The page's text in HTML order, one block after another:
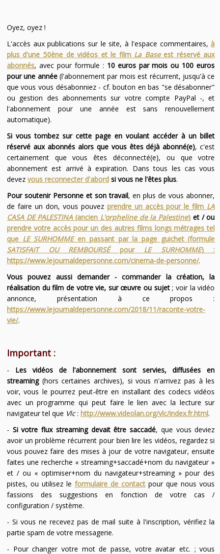
Oyez, oyez !
L'accès aux publications sur le site, à l'espace commentaires,à
plus d'une 50ène de vidéos et le film La Baseest réservé aux
abonnés, avec pour formule : 10 euros par mois ou 100 euros
pour une année(l'abonnement par mois est récurrent, jusqu'à ce
que vous vous désabonniez - cf. bouton en bas "se désabonner"
ou gestion des abonnements sur votre compte PayPal -, et
l'abonnement pour une année est sans renouvellement
automatique).
Si vous tombez sur cette page en voulant accéder à un billet
réservé aux abonnés alors que vous êtes déjà abonné(e), c'est
certainement que vous êtes déconnecté(e), ou que votre
abonnement est arrivé à expiration. Dans tous les cas vous
devez vous reconnecter d'abordsi vous ne l'êtes plus.
Pour soutenir Personne et son travail, en plus de vous abonner,
de faire un don, vous pouvez prendre un accès pour le film LA
CASA DE PALESTINA(ancien L'orpheline de la Palestine) et / ou
prendre votre accès pour un des autres films longs métrages tel
que LE SURHOMMEen passant par la page guichet (formule
SATISFAIT OU REMBOURSÉpour LE SURHOMME) :
https://www.lejournaldepersonne.com/cinema-de-personne/.
Vous pouvez aussi demander - commander la création, la
réalisation du film de votre vie, sur œuvre ou sujet; voir la vidéo
annonce, présentation à ce propos :
https://www.lejournaldepersonne.com/2018/11/raconte-votre-
vie/.
Important :
- Les vidéos de l'abonnement sont servies, diffusées en
streaming(hors certaines archives), si vous n'arrivez pas à les
voir, vous le pourrez peut-être en installant des codecs vidéos
avec un programme qui peut faire le lien avec la lecture sur
navigateur tel que Vlc: http://www.videolan.org/vlc/index.fr.html.
- Si votre flux streaming devait être saccadé, que vous deviez
avoir un problème récurrent pour bien lire les vidéos, regardez si
vous pouvez faire des mises à jour de votre navigateur, ensuite
faites une recherche « streaming+saccadé+nom du navigateur »
et / ou « optimiser+nom du navigateur+streaming » pour des
pistes, ou utilisez leformulaire de contact pour que nous vous
fassions des suggestions en fonction de votre cas /
configuration / système.
- Si vous ne recevez pas de mail suite à l'inscription, vérifiez la
partie spam de votre messagerie.
- Pour changer votre mot de passe, votre avatar etc. ; vous